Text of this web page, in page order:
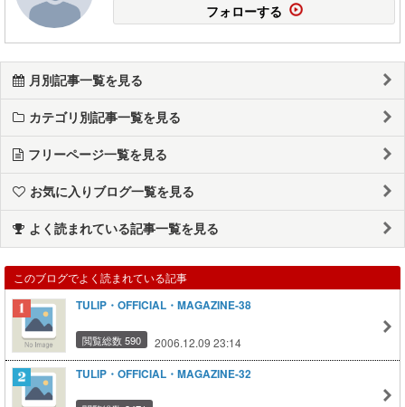
フォローする
月別記事一覧を見る
カテゴリ別記事一覧を見る
フリーページ一覧を見る
お気に入りブログ一覧を見る
よく読まれている記事一覧を見る
このブログでよく読まれている記事
TULIP・OFFICIAL・MAGAZINE-38
閲覧総数 590 2006.12.09 23:14
TULIP・OFFICIAL・MAGAZINE-32